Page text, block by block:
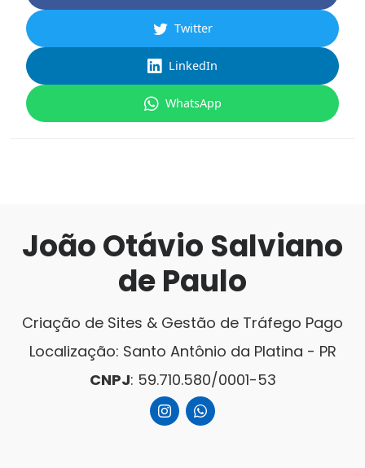
Twitter
LinkedIn
WhatsApp
João Otávio Salviano
de Paulo
Criação de Sites & Gestão de Tráfego Pago
Localização: Santo Antônio da Platina - PR
CNPJ: 59.710.580/0001-53